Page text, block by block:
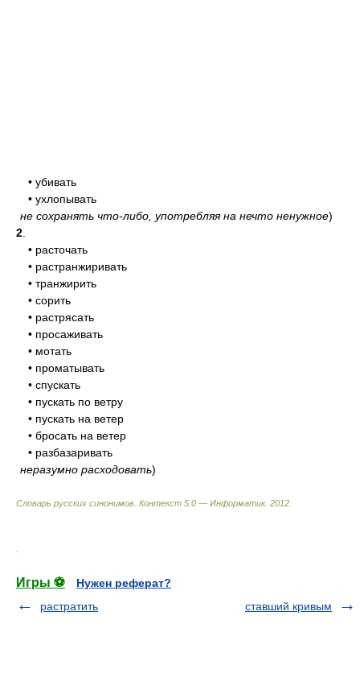
• убивать
• ухлопывать
не сохранять что-либо, употребляя на нечто ненужное)
2
• расточать
• растранжиривать
• транжирить
• сорить
• растрясать
• просаживать
• мотать
• проматывать
• спускать
• пускать по ветру
• пускать на ветер
• бросать на ветер
• разбазаривать
неразумно расходовать)
Словарь русских синонимов. Контекст 5.0 — Информатик. 2012
Игры ⚽
Нужен реферат?
растратить
ставший кривым